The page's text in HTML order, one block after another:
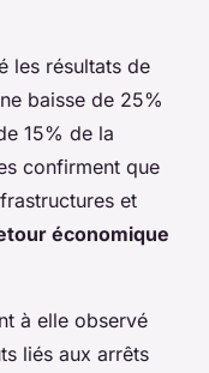
les résultats de
baisse de 25%
15% de la
confirment que
et
économique
à elle observé
liés aux arrêts